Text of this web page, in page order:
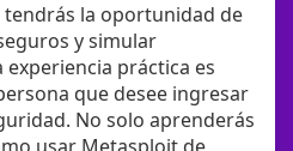
tendrás la oportunidad de
y simular
experiencia práctica es
que desee ingresar
No solo aprenderás